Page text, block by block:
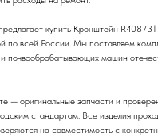
купить Кронштейн
по всей России. Мы поставляем
почвообрабатывающих машин
— оригинальные запчасти и
стандартам. Все изделия
на совместимость с